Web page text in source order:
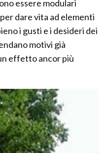
essere modulari
dare vita ad elementi
i gusti e i desideri dei
motivi già
effetto ancor più